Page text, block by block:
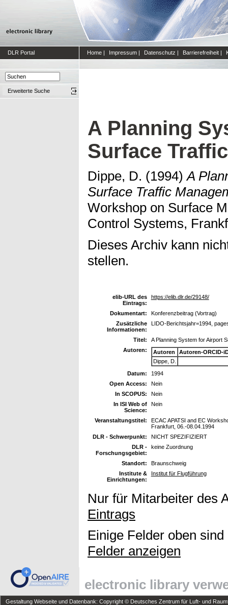
DLR Portal Home | Impressum | Datenschutz | Barrierefreiheit |
Erweiterte Suche
A Planning
Surface
Dippe, D. (1994)A
Surface Traffic
Workshop on Surface
Control Systems,
Dieses Archiv kann
stellen.
elib-URL des
Eintrags:
https://elib.dlr.de/29148/
Dokumentart:
Konferenzbeitrag (Vortrag)
Zusätzliche
Informationen:
LIDO-Berichtsjahr=1994,
Titel:
A Planning System for Airport
Autoren:
Autoren
Autoren-ORCID-
Dippe, D.
Datum:
1994
Open Access:
Nein
In SCOPUS:
Nein
In ISI Web of
Science:
Nein
Veranstaltungstitel:
ECAC APATSI and EC
Frankfurt, 06.-08.04.1994
DLR - Schwerpunkt:
NICHT SPEZIFIZIERT
DLR -
Forschungsgebiet:
keine Zuordnung
Standort:
Braunschweig
Institute &
Einrichtungen:
Institut für Flugführung
Nur für Mitarbeiter des
Eintrags
Einige Felder oben
Felder anzeigen
electronic library
Gestaltung Webseite und Datenbank: Copyright © Deutsches Zentrum für Luft- und